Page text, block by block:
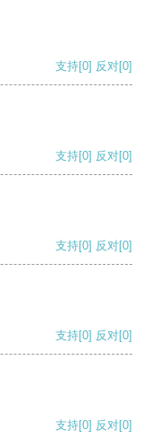
支持[0] 反对[0]
支持[0] 反对[0]
支持[0] 反对[0]
支持[0] 反对[0]
支持[0] 反对[0]